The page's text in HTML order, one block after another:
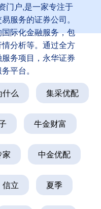
门户,是一家专注于
服务的证券公司。
际化金融服务，包
分析等。通过全方
务项目，永华证券
平台。
什么 集采优配
牛金财富
家 中金优配
信立 夏季